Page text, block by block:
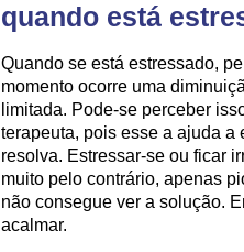
quando está
Quando se está estressado,
momento ocorre uma
limitada. Pode-se perceber
terapeuta, pois esse a ajuda a
resolva. Estressar-se ou ficar
muito pelo contrário, apenas
não consegue ver a solução.
acalmar.